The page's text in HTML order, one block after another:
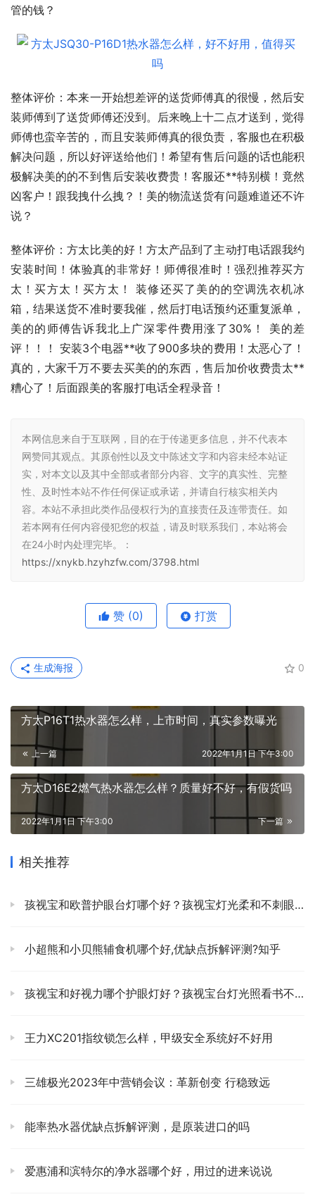
管的钱？
整体评价：本来一开始想差评的送货师傅真的很慢，然后安
装师傅到了送货师傅还没到。后来晚上十二点才送到，觉得
师傅也蛮辛苦的，而且安装师傅真的很负责，客服也在积极
解决问题，所以好评送给他们！希望有售后问题的话也能积
极解决美的的不到售后安装收费贵！客服还**特别横！竟然
凶客户！跟我拽什么拽？！美的物流送货有问题难道还不许
说？
整体评价：方太比美的好！方太产品到了主动打电话跟我约
安装时间！体验真的非常好！师傅很准时！强烈推荐买方
太！买方太！买方太！ 装修还买了美的的空调洗衣机冰
箱，结果送货不准时要我催，然后打电话预约还重复派单，
美的的师傅告诉我北上广深零件费用涨了30%！ 美的差
评！！！ 安装3个电器**收了900多块的费用！太恶心了！
真的，大家千万不要去买美的的东西，售后加价收费贵太**
糟心了！后面跟美的客服打电话全程录音！
本网信息来自于互联网，目的在于传递更多信息，并不代表本
网赞同其观点。其原创性以及文中陈述文字和内容未经本站证
实，对本文以及其中全部或者部分内容、文字的真实性、完整
性、及时性本站不作任何保证或承诺，并请自行核实相关内
容。本站不承担此类作品侵权行为的直接责任及连带责任。如
若本网有任何内容侵犯您的权益，请及时联系我们，本站将会
在24小时内处理完毕。：
https://xnykb.hzyhzfw.com/3798.html
赞 (0) 打赏
0
生成海报
方太P16T1热水器怎么样，上市时间，真实参数曝光
上一篇 2022年1月1日 下午3:00
方太D16E2燃气热水器怎么样？质量好不好，有假货吗
下一篇
2022年1月1日 下午3:00
相关推荐
孩视宝和欧普护眼台灯哪个好？孩视宝灯光柔和不刺眼吗
小超熊和小贝熊辅食机哪个好,优缺点拆解评测?知乎
孩视宝和好视力哪个护眼灯好？孩视宝台灯光照看书不刺眼吗
王力XC201指纹锁怎么样，甲级安全系统好不好用
三雄极光2023年中营销会议：革新创变 行稳致远
能率热水器优缺点拆解评测，是原装进口的吗
爱惠浦和滨特尔的净水器哪个好，用过的进来说说